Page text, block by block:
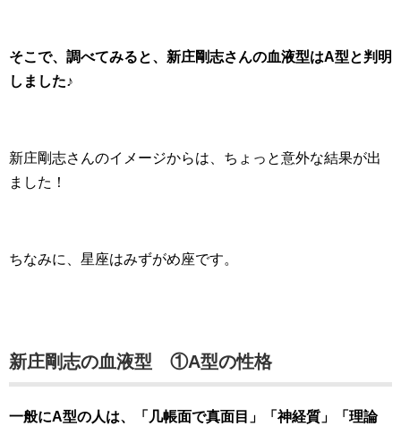
そこで、調べてみると、新庄剛志さんの血液型はA型と判明
しました♪
新庄剛志さんのイメージからは、ちょっと意外な結果が出
ました！
ちなみに、星座はみずがめ座です。
新庄剛志の血液型 ①A型の性格
一般にA型の人は、「几帳面で真面目」「神経質」「理論